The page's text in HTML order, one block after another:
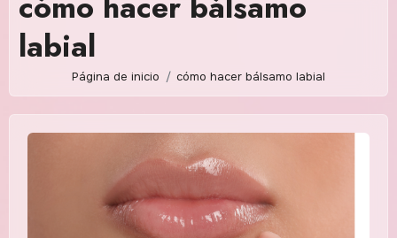
labial
Página de inicio cómo hacer bálsamo labial